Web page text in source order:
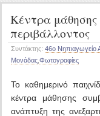
Κέντρα μάθησης
περιβάλλοντος
Συντάκτης: 46ο Νηπιαγωγείο
Μονάδας Φωτογραφίες
Το καθημερινό
κέντρα μάθησης
ανάπτυξη της